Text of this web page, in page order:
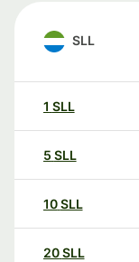
SLL
1 SLL
5 SLL
10SLL
20SLL